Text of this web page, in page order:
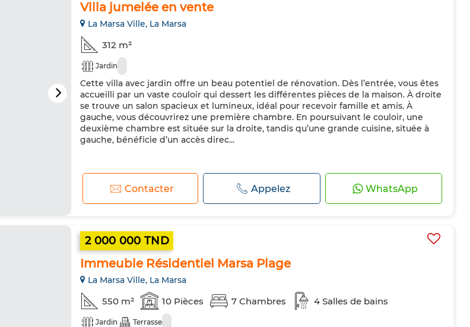
Villa jumelée en vente
La Marsa Ville, La Marsa
312 m²
Jardin
Cette villa avec jardin offre un beau potentiel de rénovation. Dès l’entrée, vous êtes
accueilli par un vaste couloir qui dessert les différentes pièces de la maison. À droite
se trouve un salon spacieux et lumineux, idéal pour recevoir famille et amis. À
gauche, vous découvrirez une première chambre. En poursuivant le couloir, une
deuxième chambre est située sur la droite, tandis qu’une grande cuisine, située à
gauche, bénéficie d’un accès direc...
Contacter Appelez WhatsApp
2 000 000 TND
Immeuble Résidentiel Marsa Plage
La Marsa Ville, La Marsa
550 m² 10 Pièces 7 Chambres 4 Salles de bains
Jardin Terrasse